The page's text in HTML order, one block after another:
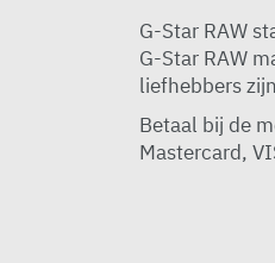
G-Star RAW
G-Star RAW
liefhebbers
Betaal bij de
Mastercard,